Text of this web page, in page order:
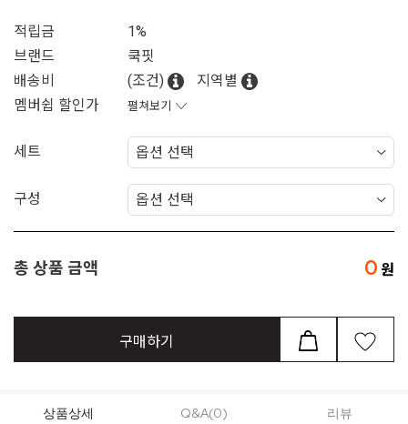
적립금
1%
브랜드
쿡핏
배송비
(조건)
지역별
멤버쉽 할인가
펼쳐보기
세트
구성
총 상품 금액 0
구매하기
상품상세 Q&A(0) 리뷰